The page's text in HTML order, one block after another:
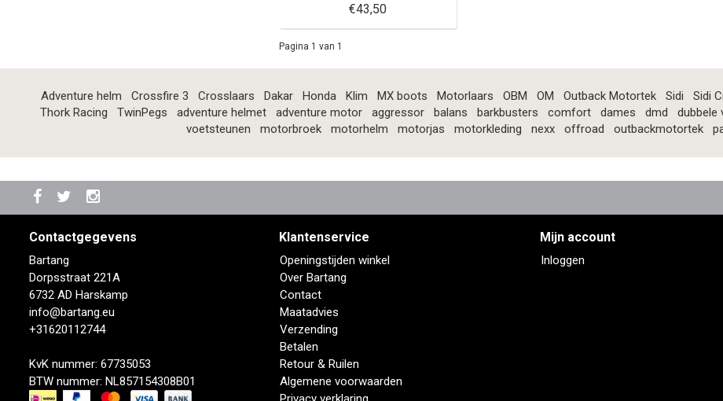
€43,50
Pagina 1 van 1
Adventure helm Crossfire 3 Crosslaars Dakar Honda Klim MX boots Motorlaars OBM OM Outback Motortek Sidi Sidi
Thork Racing
TwinPegs adventure helmet adventure motor aggressor balans barkbusters comfort dames dmd dubbele
voetsteunen
motorbroek motorhelm motorjas motorkleding nexx offroad outbackmotortek
Contactgegevens
Bartang
Dorpsstraat 221A
6732 AD Harskamp
info@bartang.eu
+31620112744
KvK nummer: 67735053
BTW nummer: NL857154308B01
Klantenservice
Openingstijden winkel
Over Bartang
Contact
Maatadvies
Verzending
Betalen
Retour & Ruilen
Algemene voorwaarden
Mijn account
Inloggen